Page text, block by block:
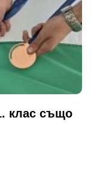
клас също